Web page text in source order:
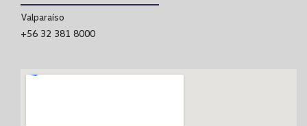
Valparaíso
+56 32 381 8000